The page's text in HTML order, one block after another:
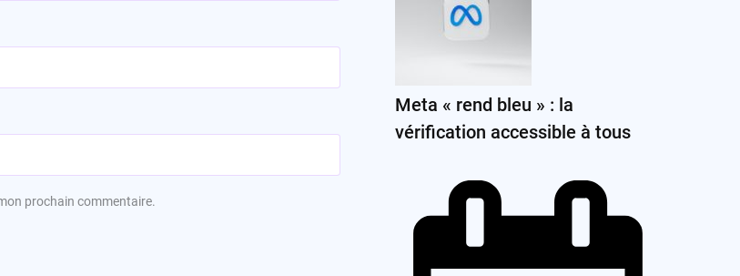
prochain commentaire.
Meta « rend bleu » : la
vérification accessible à tous